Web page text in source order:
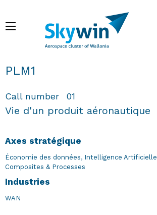
contenu
Fil d'Ariane
PLM1
Call number 01
Vie d'un produit aéronautique
Axes stratégique
Économie des données, Intelligence Artificielle
Composites & Processes
Industries
WAN